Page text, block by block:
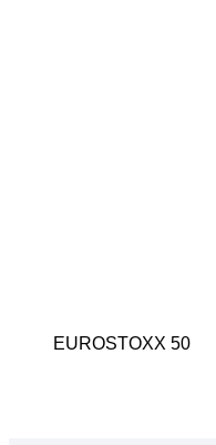
EUROSTOXX 50